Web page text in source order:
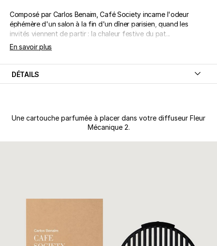
Composé par Carlos Benaim, Café Society incarne l'odeur
éphémère d'un salon à la fin d'un dîner parisien, quand les
invités viennent de partir : la chaleur festive du pat...
En savoir plus
DÉTAILS
Une cartouche parfumée à placer dans votre diffuseur Fleur
Mécanique 2.